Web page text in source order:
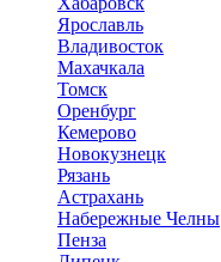
Ярославль
Владивосток
Махачкала
Томск
Оренбург
Кемерово
Новокузнецк
Рязань
Астрахань
Набережные Челны
Пенза